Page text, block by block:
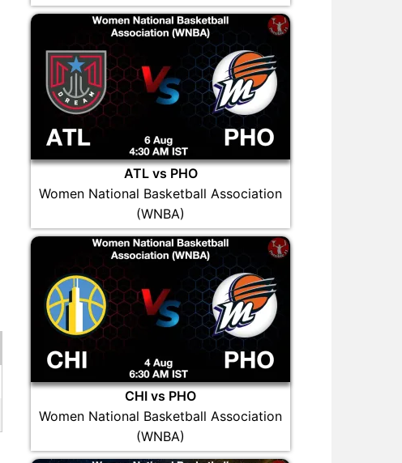
ATL vs PHO
Women National Basketball Association
(WNBA)
CHI vs PHO
Women National Basketball Association
(WNBA)